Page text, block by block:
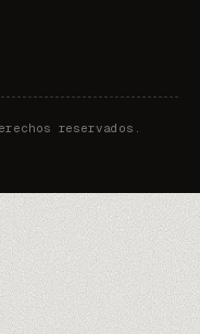
reservados.